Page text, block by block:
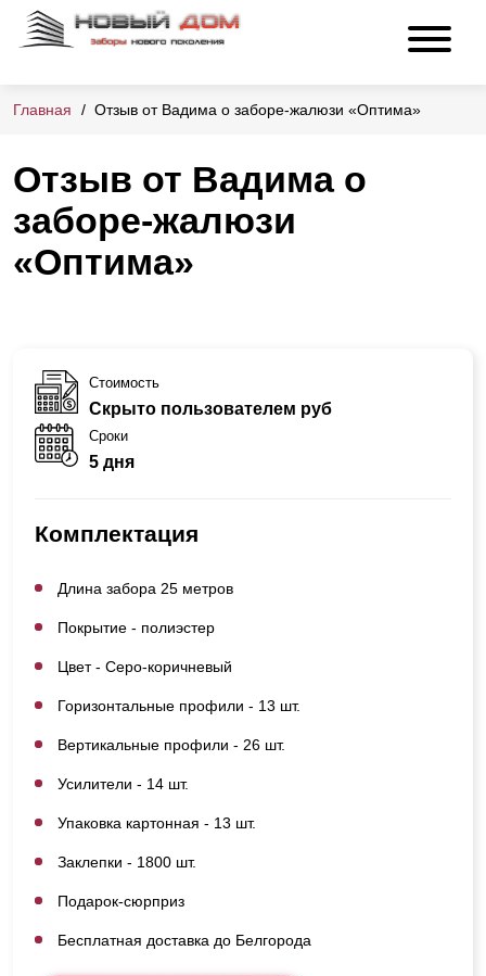
Главная Отзыв от Вадима о заборе-жалюзи «Оптима»
Отзыв от Вадима о
заборе-жалюзи
«Оптима»
Стоимость
Скрыто пользователем руб
Сроки
5 дня
Комплектация
Длина забора 25 метров
Покрытие - полиэстер
Цвет - Серо-коричневый
Горизонтальные профили - 13 шт.
Вертикальные профили - 26 шт.
Усилители - 14 шт.
Упаковка картонная - 13 шт.
Заклепки - 1800 шт.
Подарок-сюрприз
Бесплатная доставка до Белгорода